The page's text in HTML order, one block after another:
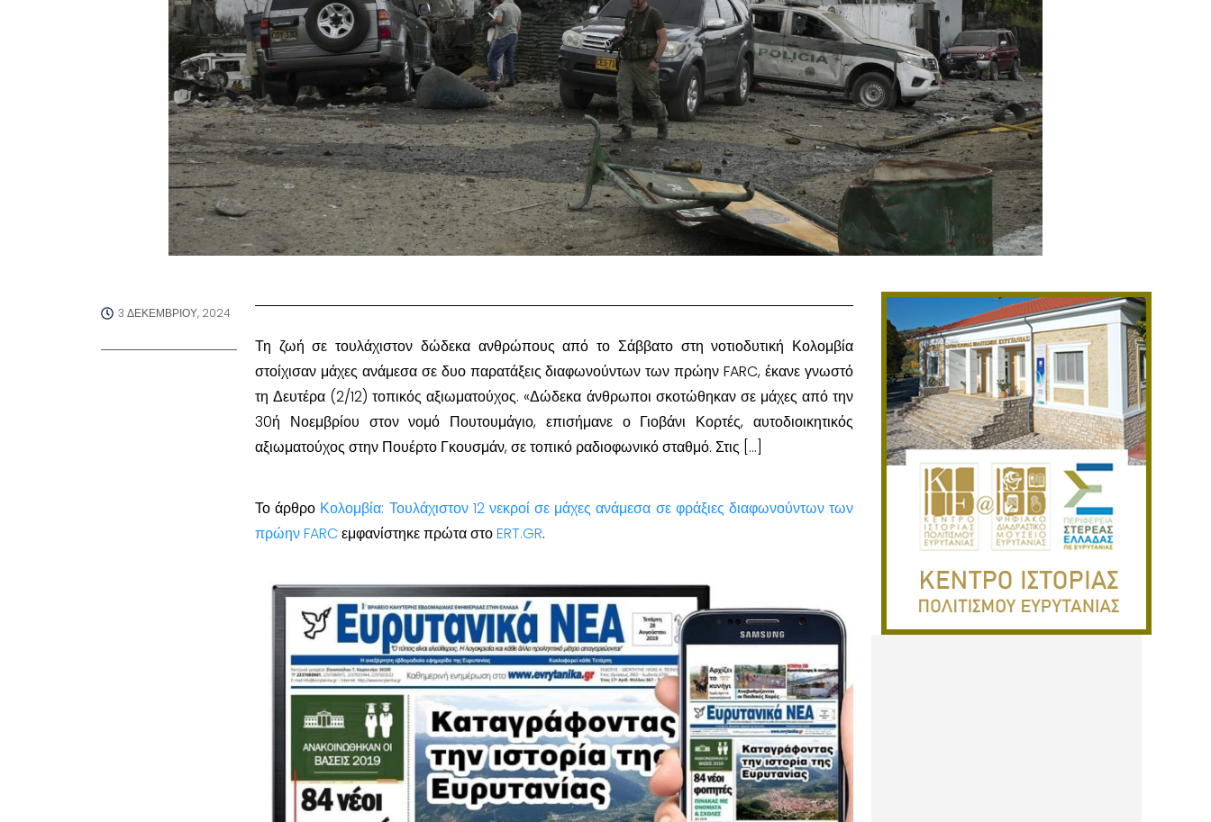
3 ΔΕΚΕΜΒΡΊΟΥ, 2024
Τη ζωή σε τουλάχιστον δώδεκα ανθρώπους από το Σάββατο στη νοτιοδυτική Κολομβία
στοίχισαν μάχες ανάμεσα σε δυο παρατάξεις διαφωνούντων των πρώην FARC, έκανε γνωστό
τη Δευτέρα (2/12) τοπικός αξιωματούχος. «Δώδεκα άνθρωποι σκοτώθηκαν σε μάχες από την
30ή Νοεμβρίου στον νομό Πουτουμάγιο, επισήμανε ο Γιοβάνι Κορτές, αυτοδιοικητικός
αξιωματούχος στην Πουέρτο Γκουσμάν, σε τοπικό ραδιοφωνικό σταθμό. Στις […]
Το άρθρο Κολομβία: Τουλάχιστον 12 νεκροί σε μάχες ανάμεσα σε φράξιες διαφωνούντων των
πρώην FARC εμφανίστηκε πρώτα στοERT.GR.